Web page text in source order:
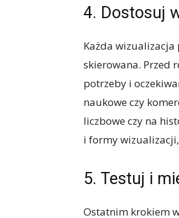
4. Dostosuj
Każda
skierowana. Przed
potrzeby i
naukowe czy
liczbowe czy na
i formy
5. Testuj i
Ostatnim krokiem